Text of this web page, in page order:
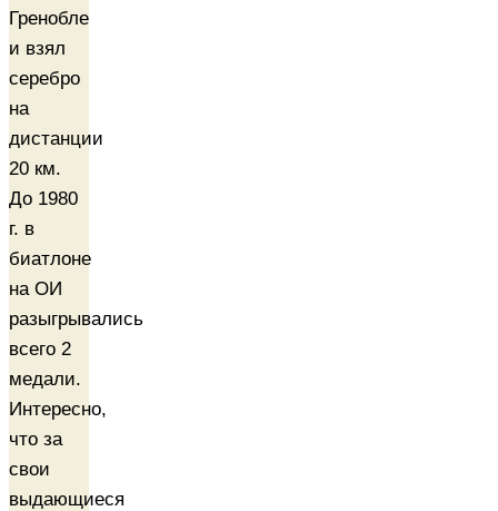
Гренобле
и взял
серебро
на
дистанции
20 км.
До 1980
г. в
биатлоне
на ОИ
разыгрывались
всего 2
медали.
Интересно,
что за
свои
выдающиеся